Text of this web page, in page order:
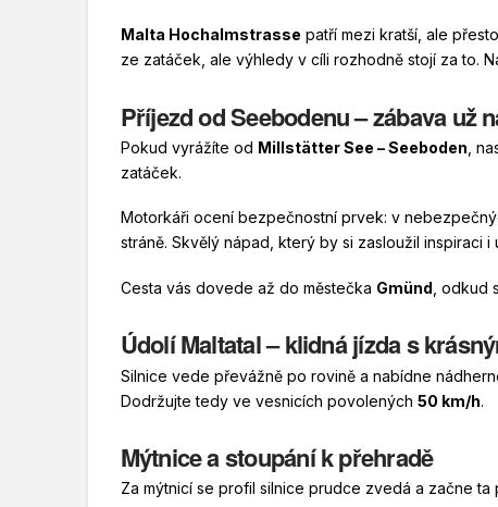
Malta Hochalmstrasse patří mezi kratší, ale
ze zatáček, ale výhledy v cíli rozhodně stojí za to.
Příjezd od Seebodenu – zábava už
Pokud vyrážíte od Millstätter See – Seeboden ,
zatáček.
Motorkáři ocení bezpečnostní prvek: v
stráně. Skvělý nápad, který by si zasloužil inspiraci i
Cesta vás dovede až do městečka Gmünd ,
Údolí Maltatal – klidná jízda s
Silnice vede převážně po rovině a nabídne
Dodržujte tedy ve vesnicích povolených 50 km/h.
Mýtnice a stoupání k přehradě
Za mýtnicí se profil silnice prudce zvedá a začne